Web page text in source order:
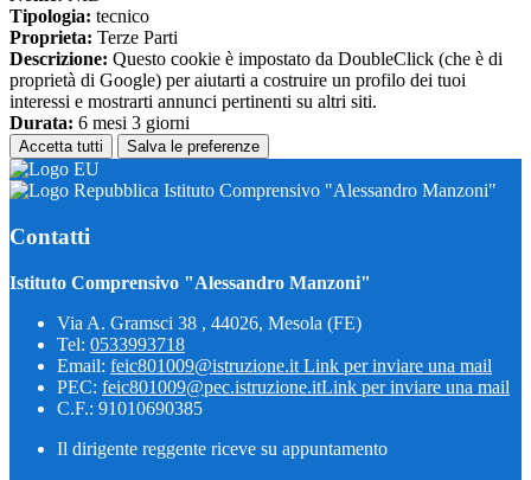
Tipologia: tecnico
Proprieta: Terze Parti
Descrizione: Questo cookie è impostato da DoubleClick (che è di
proprietà di Google) per aiutarti a costruire un profilo dei tuoi
interessi e mostrarti annunci pertinenti su altri siti.
Durata: 6 mesi 3 giorni
Accetta tutti Salva le preferenze
Istituto Comprensivo "Alessandro Manzoni"
Contatti
Istituto Comprensivo "Alessandro Manzoni"
Via A. Gramsci 38 , 44026, Mesola (FE)
Tel: 0533993718
Email: feic801009@istruzione.it Link per inviare una mail
PEC: feic801009@pec.istruzione.itLink per inviare una mail
C.F.: 91010690385
Il dirigente reggente riceve su appuntamento